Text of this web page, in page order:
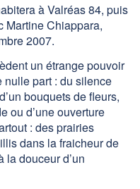
à Valréas 84, puis
Martine Chiappara,
2007.
un étrange pouvoir
nulle part : du silence
bouquets de fleurs,
ou d’une ouverture
: des prairies
dans la fraicheur de
la douceur d’un